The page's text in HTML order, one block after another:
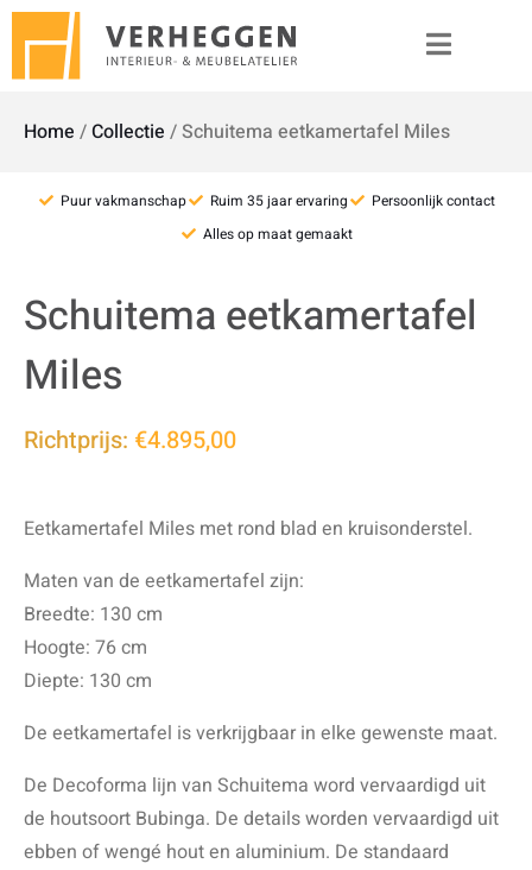
Home /Collectie /Schuitema eetkamertafel Miles
Puur vakmanschap Ruim 35 jaar ervaring
Persoonlijk contact
Alles op maat gemaakt
Schuitema eetkamertafel
Miles
Richtprijs: €4.895,00
Eetkamertafel Miles met rond blad en kruisonderstel.
Maten van de eetkamertafel zijn:
Breedte: 130 cm
Hoogte: 76 cm
Diepte: 130 cm
De eetkamertafel is verkrijgbaar in elke gewenste maat.
De Decoforma lijn van Schuitema word vervaardigd uit
de houtsoort Bubinga. De details worden vervaardigd uit
ebben of wengé hout en aluminium. De standaard